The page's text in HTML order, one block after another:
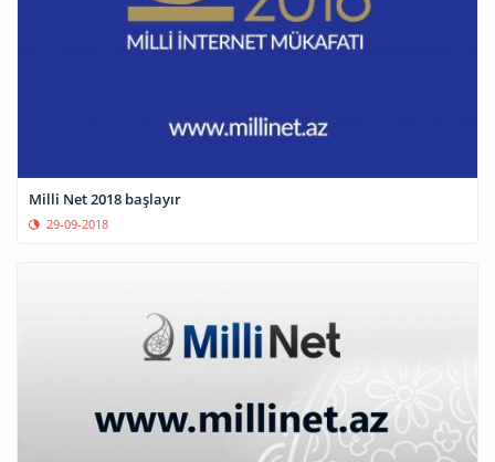
Milli Net 2018 başlayır
29-09-2018